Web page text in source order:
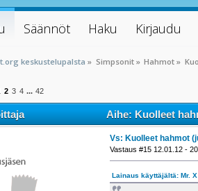
Säännöt Haku Kirjaudu
keskustelupalsta » Simpsonit» Hahmot »
2 3 4 ... 42
Aihe: Kuolleet
Vs: Kuolleet hahmot
Vastaus #15 12.01.12 -
Lainaus käyttäjältä: Mr.